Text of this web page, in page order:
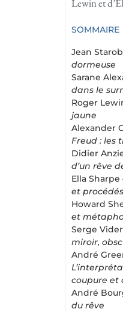
Lewin et
SOMMAIRE
Jean
dormeuse
Sarane
dans le
Roger
jaune
Alexander
Freud : les
Didier
d’un rêve
Ella Sharpe
et
Howard
et
Serge
miroir,
André
coupure et
André
du rêve